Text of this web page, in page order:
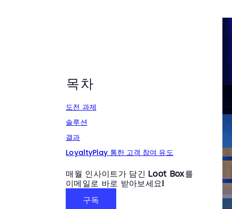
목차
도전 과제
솔루션
결과
LoyaltyPlay 통한 고객 참여 유도
매월 인사이트가 담긴 Loot Box를
이메일로 바로 받아보세요!
구독